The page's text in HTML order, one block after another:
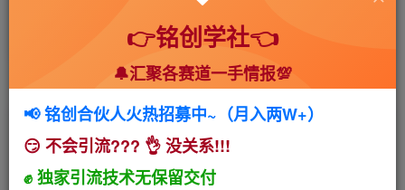
首页 🍻会员专享 📚综合教程 正文
外卖活动设置实战详解：提升入店量/提升下单量/
提升客单价/提升复购量-21节
👉铭创学社👈
🔔汇聚各赛道一手情报💯
📢 铭创合伙人火热招募中~（月入两W+）
😏 不会引流??? 👌 没关系!!!
✊ 独家引流技术无保留交付